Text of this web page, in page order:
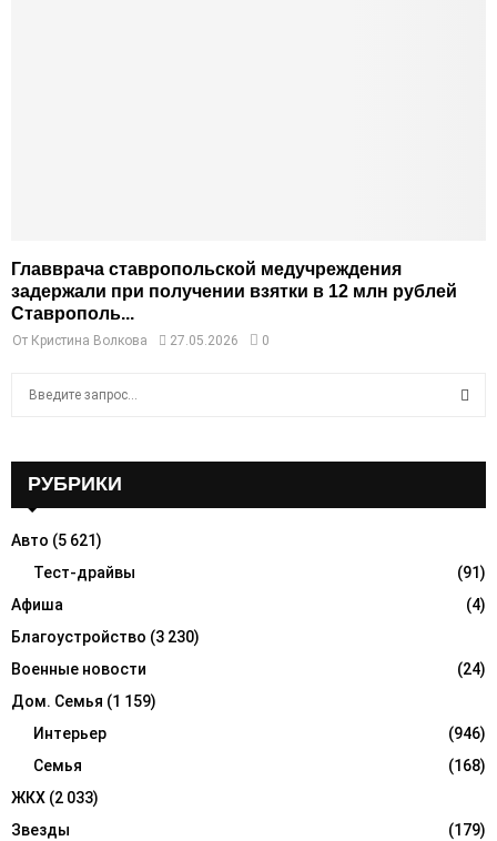
Главврача ставропольской медучреждения
задержали при получении взятки в 12 млн рублей
Ставрополь...
От Кристина Волкова 27.05.2026 0
o
R
C
H
РУБРИКИ
Авто (5 621)
Тест-драйвы
(91)
Афиша
(4)
Благоустройство (3 230)
Военные новости
(24)
Дом. Семья (1 159)
Интерьер
(946)
Семья
(168)
ЖКХ (2 033)
Звезды
(179)